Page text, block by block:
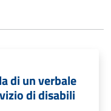
di un verbale
di disabili